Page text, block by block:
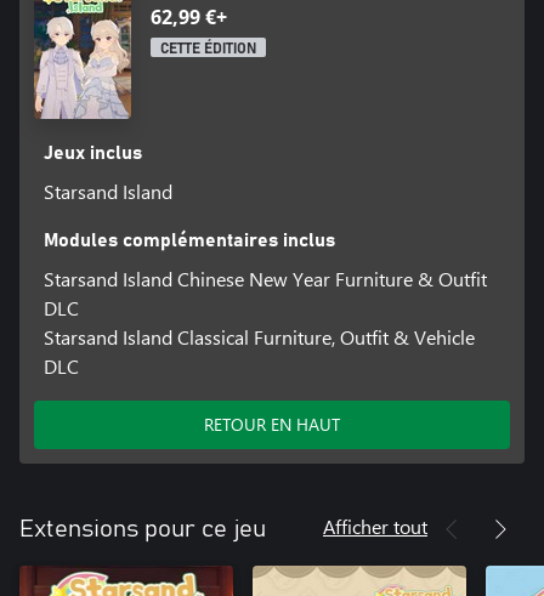
62,99 €+
CETTE ÉDITION
Jeux inclus
Starsand Island
Modules complémentaires inclus
Starsand Island Chinese New Year Furniture & Outfit
DLC
Starsand Island Classical Furniture, Outfit & Vehicle
DLC
RETOUR EN HAUT
Extensions pour ce jeu Afficher tout